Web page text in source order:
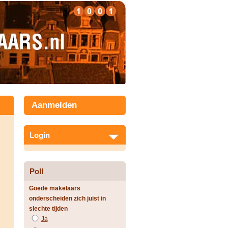
Aanmelden
Login
Poll
Goede makelaars
onderscheiden zich juist in
slechte tijden
Ja